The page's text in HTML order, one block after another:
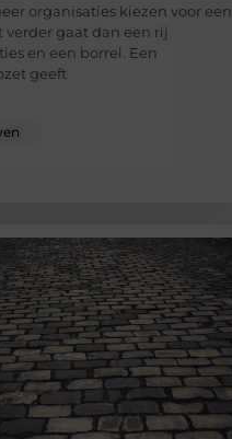
organisaties kiezen voor een
verder gaat dan een rij
en een borrel. Een
geeft